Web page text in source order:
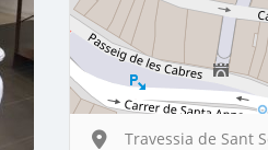
Travessia de Sant